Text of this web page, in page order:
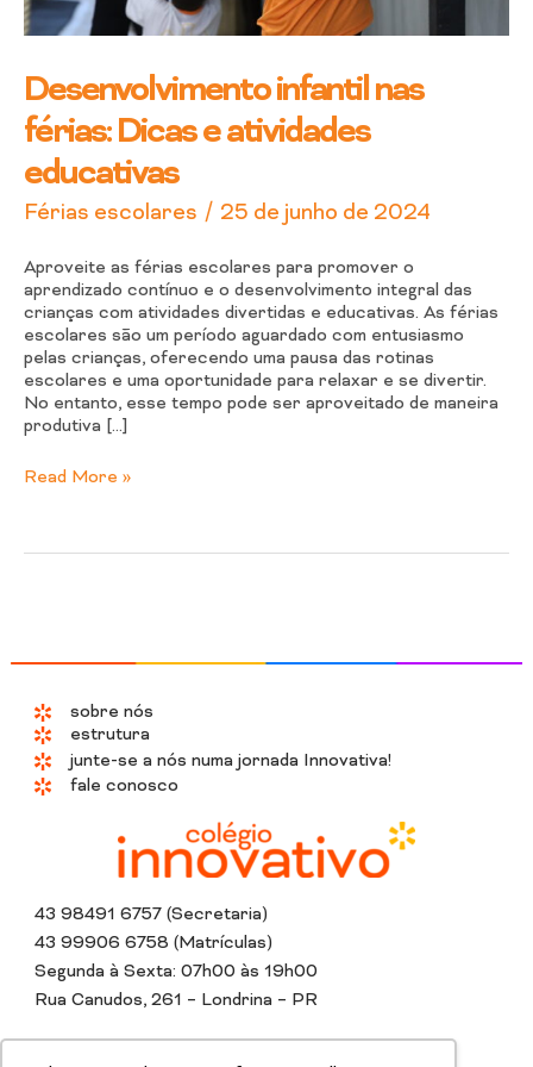
Desenvolvimento infantil nas
férias: Dicas e atividades
educativas
Férias escolares / 25 de junho de 2024
Aproveite as férias escolares para promover o
aprendizado contínuo e o desenvolvimento integral das
crianças com atividades divertidas e educativas. As férias
escolares são um período aguardado com entusiasmo
pelas crianças, oferecendo uma pausa das rotinas
escolares e uma oportunidade para relaxar e se divertir.
No entanto, esse tempo pode ser aproveitado de maneira
produtiva […]
Read More »
sobre nós
estrutura
junte-se a nós numa jornada Innovativa!
fale conosco
43 98491 6757 (Secretaria)
43 99906 6758 (Matrículas)
Segunda à Sexta: 07h00 às 19h00
Rua Canudos, 261 – Londrina – PR